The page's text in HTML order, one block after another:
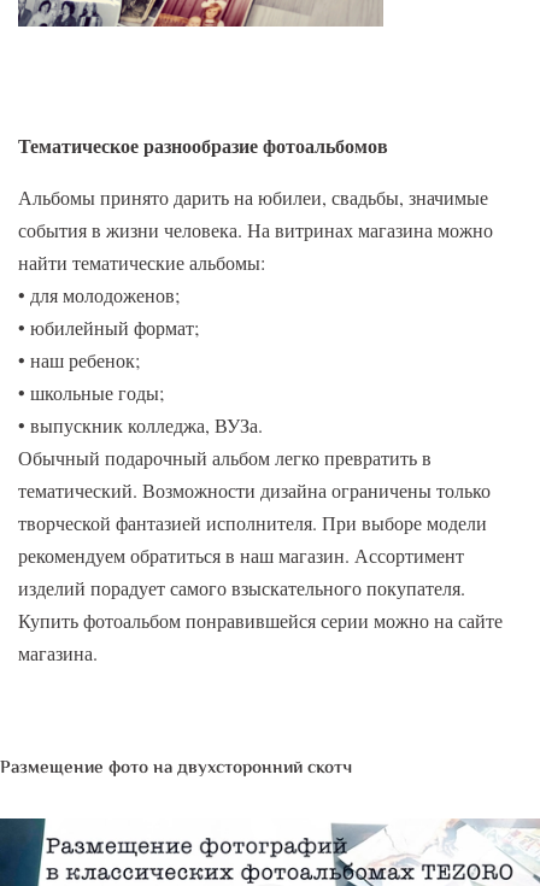
Тематическое разнообразие фотоальбомов
Альбомы принято дарить на юбилеи, свадьбы, значимые
события в жизни человека. На витринах магазина можно
найти тематические альбомы:
• для молодоженов;
• юбилейный формат;
• наш ребенок;
• школьные годы;
• выпускник колледжа, ВУЗа.
Обычный подарочный альбом легко превратить в
тематический. Возможности дизайна ограничены только
творческой фантазией исполнителя. При выборе модели
рекомендуем обратиться в наш магазин. Ассортимент
изделий порадует самого взыскательного покупателя.
Купить фотоальбом понравившейся серии можно на сайте
магазина.
Размещение фото на двухсторонний скотч